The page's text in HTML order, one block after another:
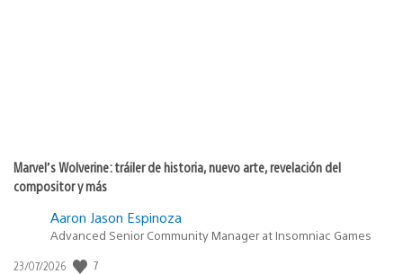
Marvel’s Wolverine: tráiler de historia, nuevo arte, revelación del
compositor y más
Aaron Jason Espinoza
Advanced Senior Community Manager at Insomniac Games
Fecha
23/07/2026 7